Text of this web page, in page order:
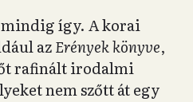
így. A korai
azErények könyve,
rafinált irodalmi
nem szőtt át egy